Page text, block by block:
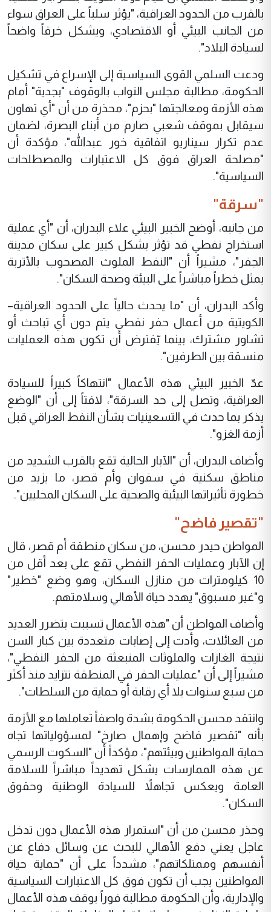
بالقرب من الحدود العراقية، "يؤثر سلباً على العراق سواء
من الجانب البيئي أو الاقتصادي، ويشكل خرقاً واضحاً
لسيادة البلاد".
ودعت السلمي القوى السياسية إلى الإسراع في تشكيل
الحكومة، مطالبة مجلس النواب بالوقوف "بجدية" أمام
هذه الأزمة ومعالجتها "بحزم"، محذرة من أن "أي تهاون
سيقابل بموقف شعبي صارم من أبناء البصرة، لضمان
عدم تكرار سيناريو اتفاقية خور عبدالله"، مؤكدة أن
"مصلحة العراق فوق كل الاعتبارات والمصطلحات
السياسية".
"سرقة"
من جانبه، أوضح الخبير البيئي علاء البدران، أن "أي عملية
استخراج نفطي قد تؤثر بشكل كبير على سكان مدينة
الجفر"، مشيراً أن "النفط الملوث المصحوب بالأتربة
يمثل خطراً مباشراً على البيئة وصحة السكان".
وأكد البدران، أن "ما يحدث حالياً على الحدود العراقية–
الكويتية من أعمال حفر نفطي يتم دون أي تباحث أو
تشاور مشترك، بينما يّفترض أن تكون هذه العمليات
منسقة بين الطرفين".
عدّ الخبير البيئي هذه الأعمال "انتهاكاً كبيراً للسيادة
العراقية، وتصل إلى حد السرقة"، لافتاً إلى أن "الوضع
يذكر بما حدث في التسعينيات بشأن النفط العراقي قبل
أزمة الغزو".
وأضاف البدران، أن "الآبار الحالية تقع بالقرب الشديد من
مناطق سكنية في سفوان وأم قصر، ما يزيد من
خطورة تأثيراتها البيئية والصحية على السكان المحليين".
"تقصير فاضح"
المواطن حيدر محسن، من سكان منطقة أم قصر، قال
إن الآبار وعمليات الحفر النفطي تقع على بعد أقل من
10 كيلومترات من منازل السكان، وهو وضع "خطير"
و"غير مسبوق" يهدد حياة الأهالي وسلامتهم.
وأضاف المواطن أن "هذه الأعمال تسببت بتضرر العديد
من العائلات، وأدت إلى إصابات متعددة بين كبار السن
نتيجة الغازات والملوثات المنبعثة من الحفر النفطي"،
مشيراً إلى أن "عمليات الحفر في المنطقة تتزايد منذ أكثر
من سبع سنوات بلا أي رقابة أو حماية من السلطات".
وانتقد محسن الحكومة بشدة واصفاً تعاملها مع الأزمة
بأنه "تقصير فاضح وإهمال صارخ" لمسؤولياتها تجاه
حماية المواطنين وبيئتهم"، مؤكداً أن "السكوت الرسمي
عن هذه الممارسات يشكل تهديداً مباشراً للسلامة
العامة ويعكس تجاهلاً للسيادة الوطنية وحقوق
السكان".
وحذر محسن من أن "استمرار هذه الأعمال دون تدخل
عاجل يعني دفع الأهالي للبحث عن وسائل دفاع عن
أنفسهم وممتلكاتهم"، مشدداً على أن "حماية حياة
المواطنين يجب أن تكون فوق كل الاعتبارات السياسية
والإدارية، وأن الحكومة مطالبة فوراً بوقف هذه الأعمال